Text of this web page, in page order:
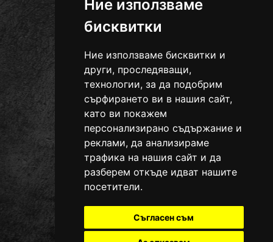
Ние използваме
бисквитки
Ние използваме бисквитки и
други, проследяващи,
технологии, за да подобрим
сърфирането ви в нашия сайт,
като ви покажем
персонализирано съдържание и
реклами, да анализираме
трафика на нашия сайт и да
разберем откъде идват нашите
посетители.
Съгласен съм
office@ural090.com